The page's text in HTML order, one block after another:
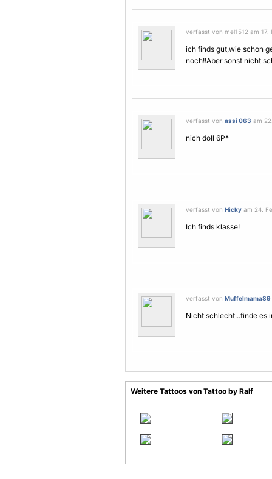
verfasst von mel1512 am 17.
ich finds gut,wie schon
noch!!Aber sonst nicht
verfasst von assi 063 am
nich doll 6P*
verfasst von Hicky am 24.
Ich finds klasse!
verfasst von Muffelmama89
Nicht schlecht...finde es
Weitere Tattoos von Tattoo by Ralf